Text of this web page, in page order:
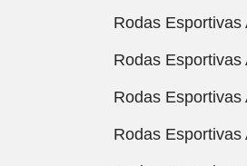
Rodas Esportivas
Rodas Esportivas
Rodas Esportivas
Rodas Esportivas